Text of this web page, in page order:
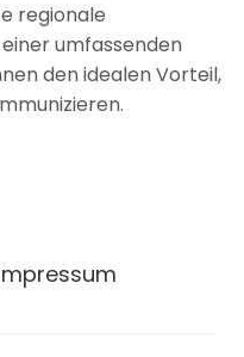
regionale
umfassenden
den idealen Vorteil,